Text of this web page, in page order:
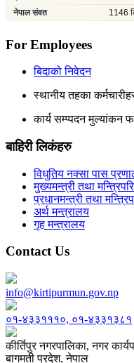
For Employees
बिदाको निवेदन
स्थानीय तहका
कार्य सम्प्पदन मुल्यांकन
बाहिरी लिकंहरु
विधुतिय नक्सा पास
मुख्यमन्त्री तथा
प्रधानमन्त्री तथा
अर्थ मन्त्रालय
गृह मन्त्रालय
Contact Us
info@kirtipurmun.gov.np
०१-४३३१११०, ०१-४३३१३८१
कीर्तिपुर नगरपालिका, नगर
बागमती प्रदेश, नेपाल